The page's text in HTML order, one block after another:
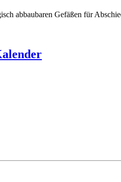
abbaubaren Gefäßen für